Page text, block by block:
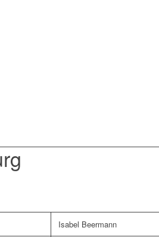
Isabel Beermann